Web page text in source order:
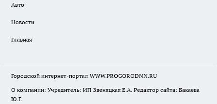
Авто
Новости
Главная
Городской интернет-портал WWW.PROGORODNN.RU
О компании: Учредитель: ИП Звеняцкая Е.А. Редактор сайта: Бакаева
Ю.Г.